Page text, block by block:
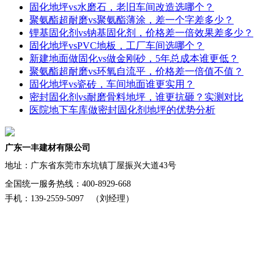
固化地坪vs水磨石，老旧车间改造选哪个？
聚氨酯超耐磨vs聚氨酯薄涂，差一个字差多少？
锂基固化剂vs钠基固化剂，价格差一倍效果差多少？
固化地坪vsPVC地板，工厂车间选哪个？
新建地面做固化vs做金刚砂，5年总成本谁更低？
聚氨酯超耐磨vs环氧自流平，价格差一倍值不值？
固化地坪vs瓷砖，车间地面谁更实用？
密封固化剂vs耐磨骨料地坪，谁更抗砸？实测对比
医院地下车库做密封固化剂地坪的优势分析
广东一丰建材有限公司
地址： 广东省东莞市东坑镇丁屋振兴大道43号
全国统一服务热线：400-8929-668
手机：139-2559-5097 （刘经理）